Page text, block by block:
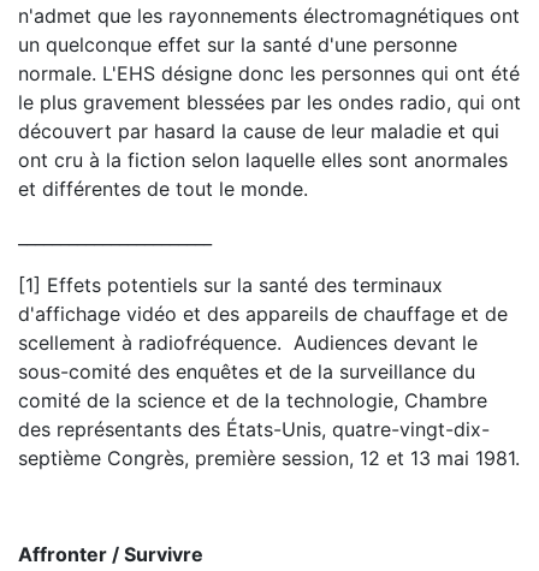
n'admet que les rayonnements électromagnétiques ont
un quelconque effet sur la santé d'une personne
normale. L'EHS désigne donc les personnes qui ont été
le plus gravement blessées par les ondes radio, qui ont
découvert par hasard la cause de leur maladie et qui
ont cru à la fiction selon laquelle elles sont anormales
et différentes de tout le monde.
[1] Effets potentiels sur la santé des terminaux
d'affichage vidéo et des appareils de chauffage et de
scellement à radiofréquence. Audiences devant le
sous-comité des enquêtes et de la surveillance du
comité de la science et de la technologie, Chambre
des représentants des États-Unis, quatre-vingt-dix-
septième Congrès, première session, 12 et 13 mai 1981.
Affronter / Survivre